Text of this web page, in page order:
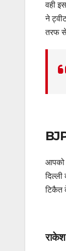
वही
ने
तरफ से
आपको
टिकैत
राकेश